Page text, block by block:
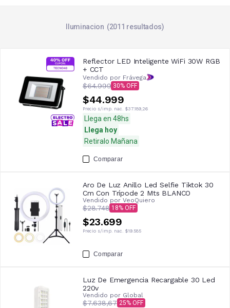
Iluminacion 2011 resultados
Reflector LED Inteligente WiFi 30W RGB
+ CCT
Vendido por Frávega
$64.999 30
$44.999
Precio s/imp. nac. $37.189,26
Llega en 48hs
Llega hoy
Retiralo Mañana
Comparar
Aro De Luz Anillo Led Selfie Tiktok 30
Cm Con Trípode 2 Mts BLANCO
Vendido por VeoQuiero
$28.748 18
$23.699
Precio s/imp. nac. $19.585
Comparar
Luz De Emergencia Recargable 30 Led
220v
Vendido por Global
$7.638,67 25